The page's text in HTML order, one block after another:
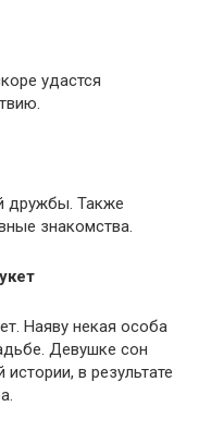
удастся
дружбы. Также
знакомства.
Наяву некая особа
Девушке сон
в результате